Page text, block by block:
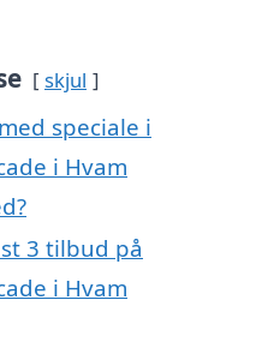
skjul
speciale i
i Hvam
3 tilbud på
i Hvam